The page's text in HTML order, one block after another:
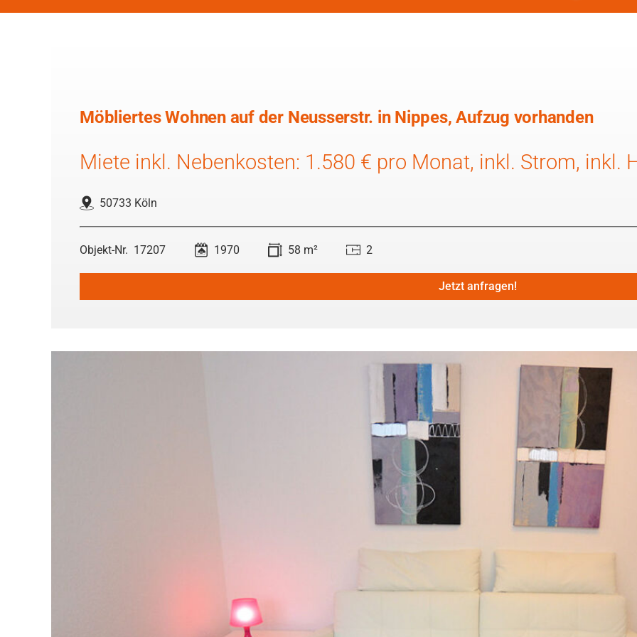
Möbliertes Wohnen auf der Neusserstr. in Nippes, Aufzug vorhanden
Miete inkl. Nebenkosten: 1.580 € pro Monat, inkl. Strom, inkl.
50733 Köln
17207 1970 58 m² 2
Jetzt anfragen!